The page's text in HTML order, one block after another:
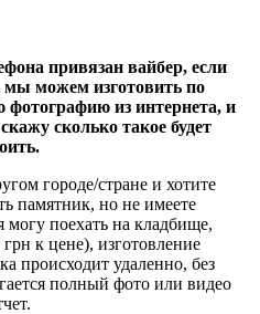
привязан вайбер, если
мы можем изготовить по
фотографию из интернета, и
сколько такое будет
городе/стране и хотите
памятник, но не имеете
могу поехать на кладбище,
к цене), изготовление
происходит удаленно, без
полный фото или видео